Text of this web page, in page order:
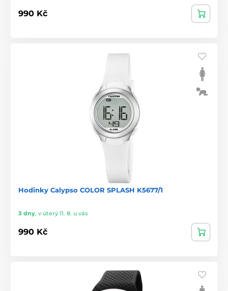
990 Kč
Hodinky Calypso COLOR SPLASH K5677/1
3 dny, v úterý 11. 8. u vás
990 Kč